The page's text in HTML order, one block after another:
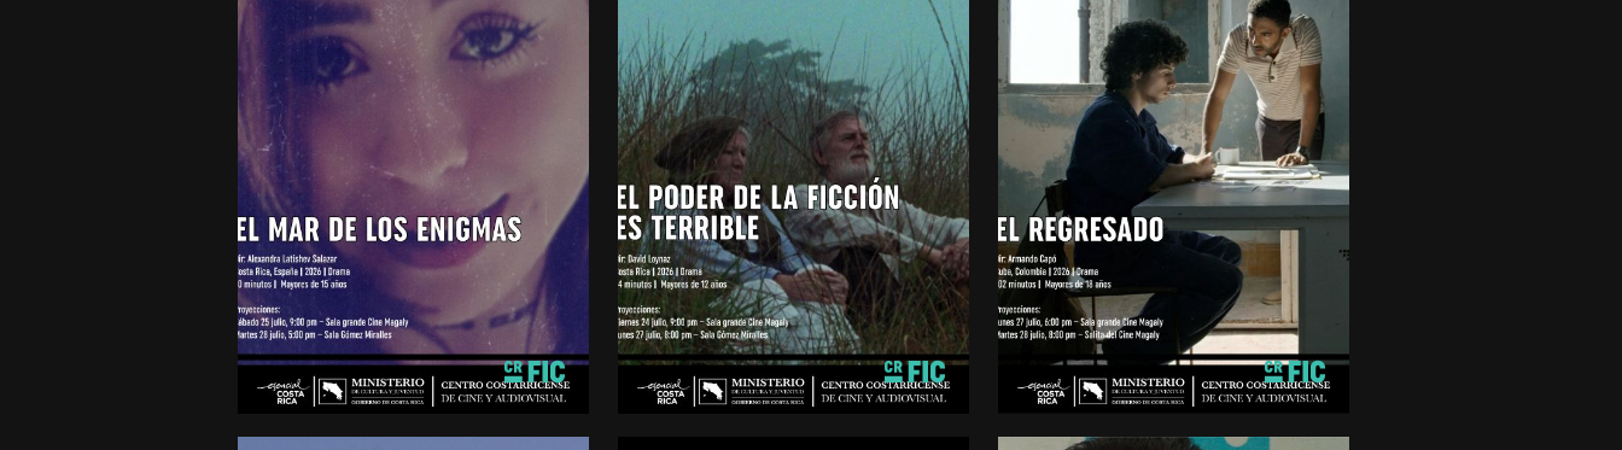
EL MAR DE LOS ENIGMAS
Cortometraje
Costa Rica
2025
Mayores de 15 años
EL PODER DE LA FICCIÓN
ES TERRIBLE
Drama
Costa Rica
2026
Mayores de 15 años
EL REGRESADO
Drama
Cuba
5 580 minutos
Mayores de 15 años